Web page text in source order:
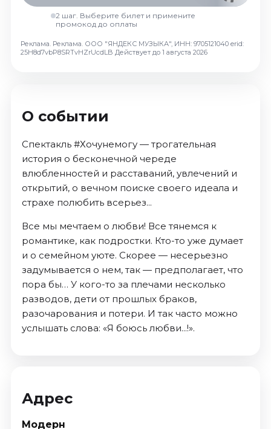
Август 2026
Сентябрь 2026
Октябрь 2026
2 шаг. Выберите билет и примените
промокод до оплаты
Реклама. Реклама. ООО "ЯНДЕКС МУЗЫКА", ИНН: 9705121040 erid:
25H8d7vbP8SRTvHZrUcdLB Действует до 1 августа 2026
О событии
Спектакль #Хочунемогу — трогательная
история о бесконечной череде
влюбленностей и расставаний, увлечений и
открытий, о вечном поиске своего идеала и
страхе полюбить всерьез...
Все мы мечтаем о любви! Все тянемся к
романтике, как подростки. Кто-то уже думает
и о семейном уюте. Скорее — несерьезно
задумывается о нем, так — предполагает, что
пора бы… У кого-то за плечами несколько
разводов, дети от прошлых браков,
разочарования и потери. И так часто можно
услышать слова: «Я боюсь любви...!».
Адрес
Модерн